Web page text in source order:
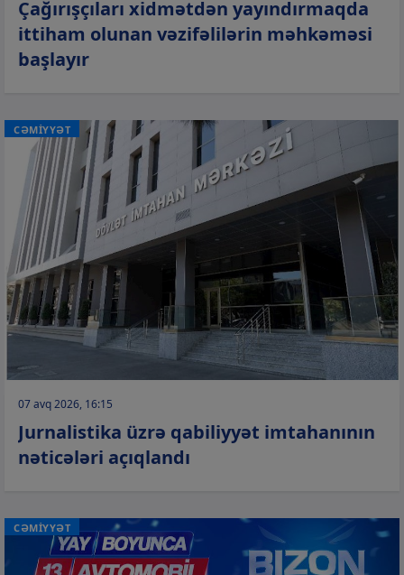
Çağırışçıları xidmətdən yayındırmaqda
ittiham olunan vəzifəlilərin məhkəməsi
başlayır
CƏMİYYƏT
07 avq 2026, 16:15
Jurnalistika üzrə qabiliyyət imtahanının
nəticələri açıqlandı
CƏMİYYƏT